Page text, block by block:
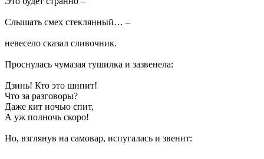
Слышать смех стеклянный… –
невесело сказал сливочник.
Проснулась чумазая тушилка и зазвенела:
Дзинь! Кто это шипит!
Что за разговоры?
Даже кит ночью спит,
А уж полночь скоро!
Но, взглянув на самовар, испугалась и звенит: